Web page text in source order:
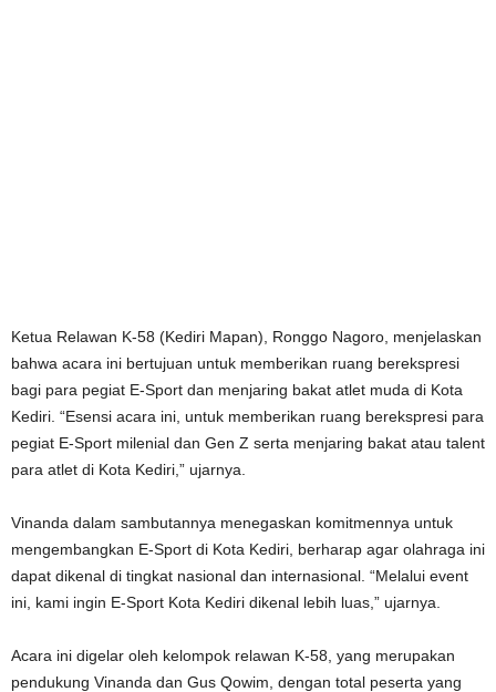
Ketua Relawan K-58 (Kediri Mapan), Ronggo Nagoro, menjelaskan
bahwa acara ini bertujuan untuk memberikan ruang berekspresi
bagi para pegiat E-Sport dan menjaring bakat atlet muda di Kota
Kediri. “Esensi acara ini, untuk memberikan ruang berekspresi para
pegiat E-Sport milenial dan Gen Z serta menjaring bakat atau talent
para atlet di Kota Kediri,” ujarnya.
Vinanda dalam sambutannya menegaskan komitmennya untuk
mengembangkan E-Sport di Kota Kediri, berharap agar olahraga ini
dapat dikenal di tingkat nasional dan internasional. “Melalui event
ini, kami ingin E-Sport Kota Kediri dikenal lebih luas,” ujarnya.
Acara ini digelar oleh kelompok relawan K-58, yang merupakan
pendukung Vinanda dan Gus Qowim, dengan total peserta yang